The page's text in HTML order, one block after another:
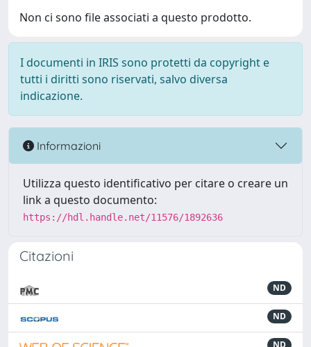
Non ci sono file associati a questo prodotto.
I documenti in IRIS sono protetti da copyright e
tutti i diritti sono riservati, salvo diversa
indicazione.
Informazioni
Utilizza questo identificativo per citare o creare un
link a questo documento:
https://hdl.handle.net/11576/1892636
Citazioni
ND
ND